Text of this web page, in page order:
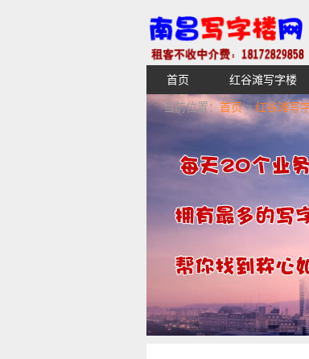
【不收中介费】南昌写
湖青云谱写字楼
首页 红谷滩写字楼
当前位置： 首页>红谷滩写